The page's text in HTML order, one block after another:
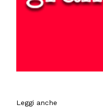
Leggi anche